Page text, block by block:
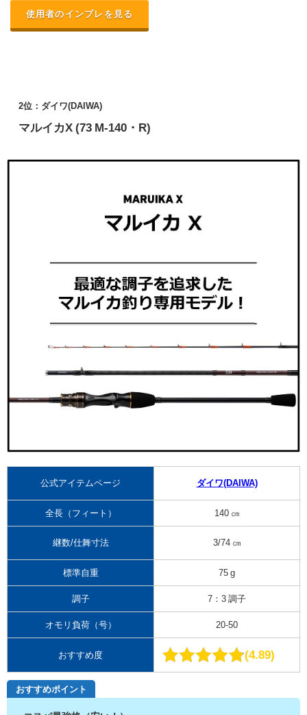
使用者のインプレを見る
2位：ダイワ(DAIWA)
マルイカX (73 M-140・R)
公式アイテムページ ダイワ(DAIWA)
全長（フィート） 140 ㎝
継数/仕舞寸法 3/74 ㎝
標準自重 75 g
調子 7：3 調子
オモリ負荷（号） 20-50
おすすめ度 4.89
おすすめポイント